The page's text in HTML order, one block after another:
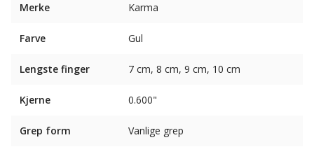
Merke Karma
Farve Gul
Lengste finger 7 cm, 8 cm, 9 cm, 10 cm
Kjerne 0.600"
Grep form Vanlige grep